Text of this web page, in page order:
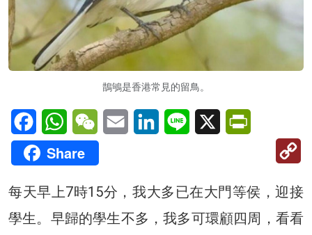
鵲鴝是香港常見的留鳥。
FacebookWhatsAppWeChatEmail LinkedInLine X
Share
每天早上7時15分，我大多已在大門等侯，迎接
學生。早歸的學生不多，我多可環顧四周，看看